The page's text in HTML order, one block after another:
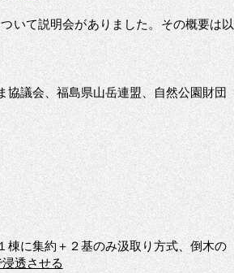
いて説明会がありました。その概要は以
議会、福島県山岳連盟、自然公園財団
棟に集約＋２基のみ汲取り方式、倒木の
透させる